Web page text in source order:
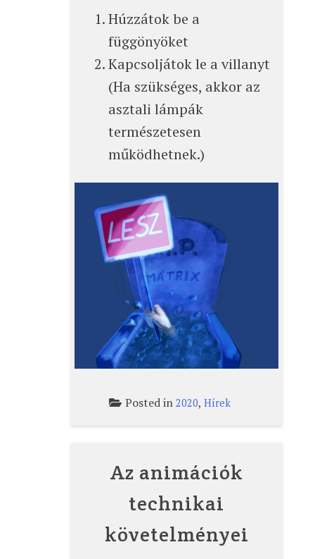
Húzzátok be a
függönyöket
Kapcsoljátok le a villanyt
(Ha szükséges, akkor az
asztali lámpák
természetesen
működhetnek.)
Posted in 2020, Hírek
Az animációk
technikai
követelményei